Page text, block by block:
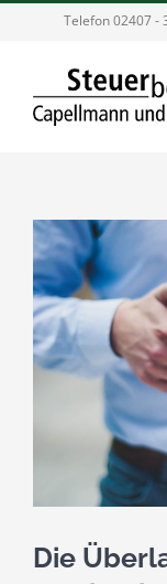
Telefon 02407 -
Zeige
grösseres
Bild
Die